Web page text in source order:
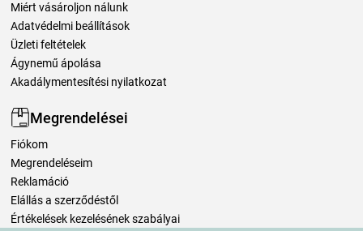
Miért vásároljon nálunk
Adatvédelmi beállítások
Üzleti feltételek
Ágynemű ápolása
Akadálymentesítési nyilatkozat
Megrendelései
Fiókom
Megrendeléseim
Reklamáció
Elállás a szerződéstől
Értékelések kezelésének szabályai